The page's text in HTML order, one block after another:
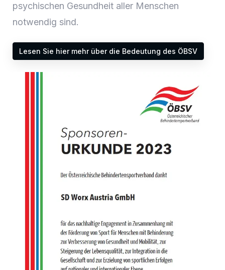
psychischen Gesundheit aller Menschen
notwendig sind.
Lesen Sie hier mehr über die Bedeutung des ÖBSV